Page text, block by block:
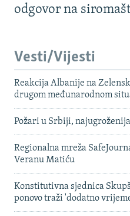
odgovor na
Vesti/Vijesti
Reakcija Albanije na
drugom međunarodnom
Požari u Srbiji,
Regionalna mreža
Veranu Matiću
Konstitutivna sjednica
ponovo traži 'dodatno